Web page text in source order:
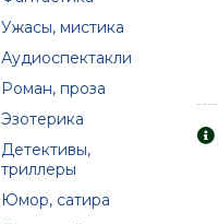
Ужасы, мистика
Аудиоспектакли
Роман, проза
Эзотерика
Детективы,
триллеры
Юмор, сатира